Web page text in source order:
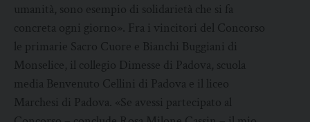
umanità, sono esempio di solidarietà che si fa
concreta ogni giorno». Fra i vincitori del Concorso
le primarie Sacro Cuore e Bianchi Buggiani di
Monselice, il collegio Dimesse di Padova, scuola
media Benvenuto Cellini di Padova e il liceo
Marchesi di Padova. «Se avessi partecipato al